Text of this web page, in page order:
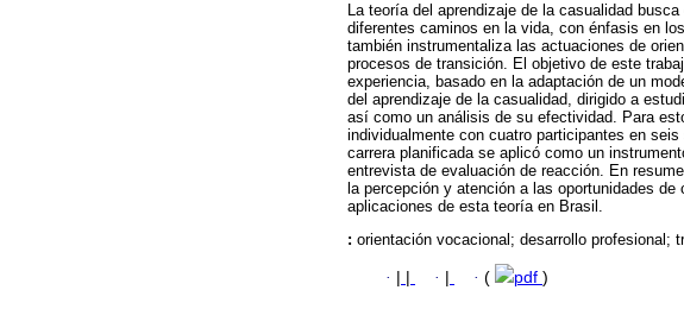
La teoría del aprendizaje de la casualidad
diferentes caminos en la vida, con énfasis en
también instrumentaliza las actuaciones de
procesos de transición. El objetivo de este
experiencia, basado en la adaptación de un
del aprendizaje de la casualidad, dirigido a
así como un análisis de su efectividad. Para
individualmente con cuatro participantes en
carrera planificada se aplicó como un
entrevista de evaluación de reacción. En
la percepción y atención a las oportunidades
aplicaciones de esta teoría en Brasil.
: orientación vocacional; desarrollo profesional;
· · · ( pdf )